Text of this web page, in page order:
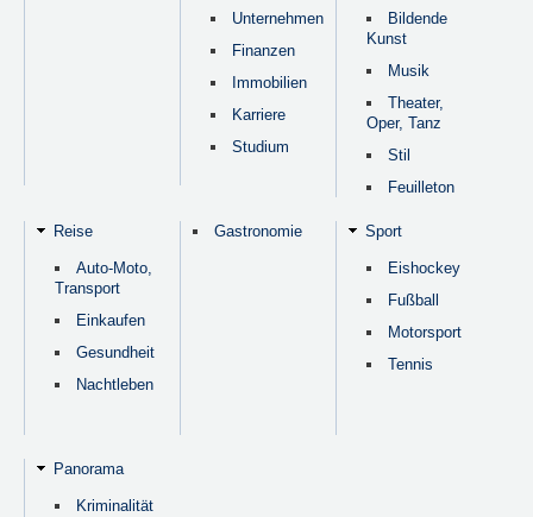
Unternehmen
Finanzen
Immobilien
Karriere
Studium
Bildende
Kunst
Musik
Theater,
Oper, Tanz
Stil
Feuilleton
Reise
Auto-Moto,
Transport
Einkaufen
Gesundheit
Nachtleben
Gastronomie Sport
Eishockey
Fußball
Motorsport
Tennis
Panorama
Kriminalität